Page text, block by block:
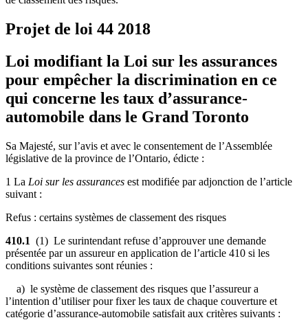
Projet de loi 44 2018
Loi modifiant la Loi sur les assurances
pour empêcher la discrimination en ce
qui concerne les taux d’assurance-
automobile dans le Grand Toronto
Sa Majesté, sur l’avis et avec le consentement de l’Assemblée
législative de la province de l’Ontario, édicte :
1 La Loi sur les assurances est modifiée par adjonction de l’article
suivant :
Refus : certains systèmes de classement des risques
410.1 (1) Le surintendant refuse d’approuver une demande
présentée par un assureur en application de l’article 410 si les
conditions suivantes sont réunies :
a) le système de classement des risques que l’assureur a
l’intention d’utiliser pour fixer les taux de chaque couverture et
catégorie d’assurance-automobile satisfait aux critères suivants :